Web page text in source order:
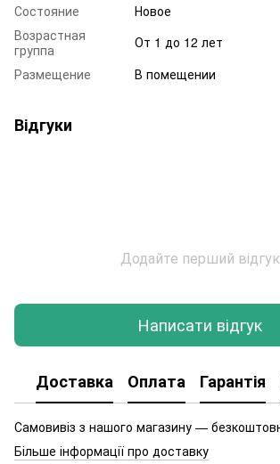
Состояние
Новое
Возрастная
группа
От 1 до 12 лет
Размещение
В помещении
Відгуки
Додайте перший відгук
Написати відгук
Доставка Оплата Гарантія
Самовивіз з нашого магазину —
Більше інформації про доставку